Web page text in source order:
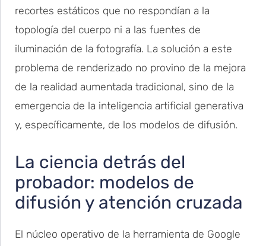
recortes estáticos que no respondían a la
topología del cuerpo ni a las fuentes de
iluminación de la fotografía. La solución a este
problema de renderizado no provino de la mejora
de la realidad aumentada tradicional, sino de la
emergencia de la inteligencia artificial generativa
y, específicamente, de los modelos de difusión.
La ciencia detrás del
probador: modelos de
difusión y atención cruzada
El núcleo operativo de la herramienta de Google